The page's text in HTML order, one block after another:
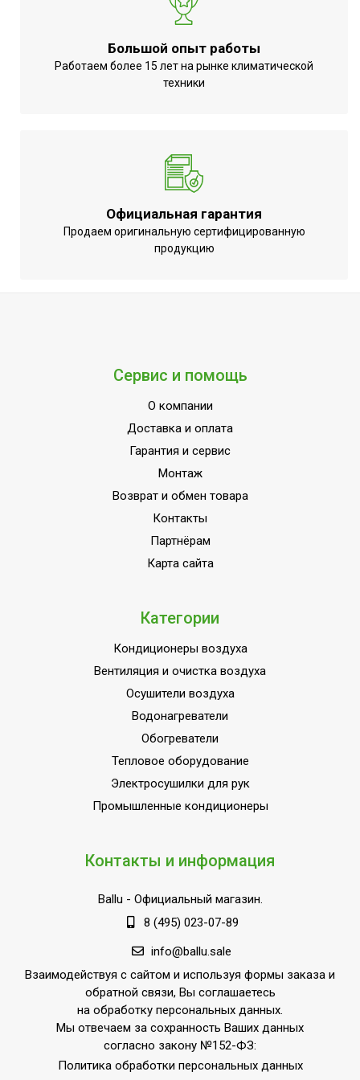
Механическое
Вес товара (нетто)
5.25
Нет
Индикация включения
Да
Напряжение
220 - 240
Материал корпуса
Защита от перегрева
использовании
терморегулятора)
Бытовое
оборудование (для
домашнего
использования)
пылевлагозащищенности
1,30
Страна производства РОССИЯ
Большой опыт работы
Работаем более 15 лет на рынке климатической
техники
Официальная гарантия
Продаем оригинальную сертифицированную
продукцию
Сервис и помощь
О компании
Доставка и оплата
Гарантия и сервис
Монтаж
Возврат и обмен товара
Контакты
Партнёрам
Карта сайта
Категории
Кондиционеры воздуха
Вентиляция и очистка воздуха
Осушители воздуха
Водонагреватели
Обогреватели
Тепловое оборудование
Электросушилки для рук
Промышленные кондиционеры
Контакты и информация
Ballu - Официальный магазин.
8 (495) 023-07-89
info@ballu.sale
Взаимодействуя с сайтом и используя формы заказа и
обратной связи, Вы соглашаетесь
на обработку персональных данных.
Мы отвечаем за сохранность Ваших данных
согласно закону №152-ФЗ:
Политика обработки персональных данных